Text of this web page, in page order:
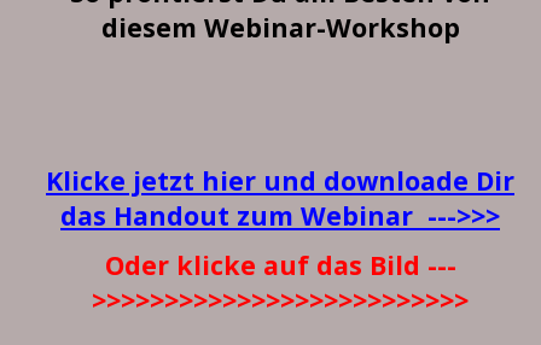
diesem Webinar-Workshop
Klicke jetzt hier und downloade Dir
das Handout zum Webinar --->>>
Oder klicke auf das Bild ---
>>>>>>>>>>>>>>>>>>>>>>>>>>